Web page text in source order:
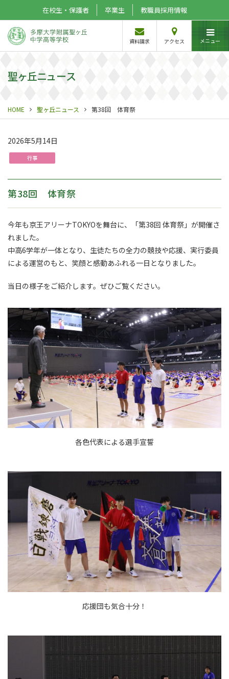
在校生・保護者 卒業生 教職員採用情報
資料請求 アクセス メニュー
聖ヶ丘ニュース
HOME 聖ヶ丘ニュース 第38回 体育祭
2026年5月14日
行事
第38回 体育祭
今年も京王アリーナTOKYOを舞台に、「第38回 体育祭」が開催さ
れました。
中高6学年が一体となり、生徒たちの全力の競技や応援、実行委員
による運営のもと、笑顔と感動あふれる一日となりました。
当日の様子をご紹介します。ぜひご覧ください。
各色代表による選手宣誓
応援団も気合十分！